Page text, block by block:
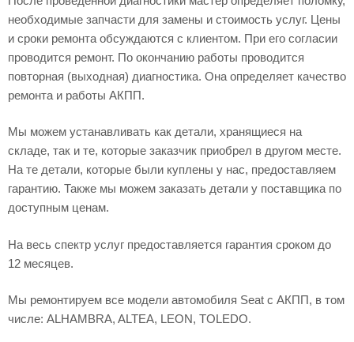
необходимые запчасти для замены и стоимость услуг. Цены
и сроки ремонта обсуждаются с клиентом. При его согласии
проводится ремонт. По окончанию работы проводится
повторная (выходная) диагностика. Она определяет качество
ремонта и работы АКПП.
Мы можем устанавливать как детали, хранящиеся на
складе, так и те, которые заказчик приобрел в другом месте.
На те детали, которые были куплены у нас, предоставляем
гарантию. Также мы можем заказать детали у поставщика по
доступным ценам.
На весь спектр услуг предоставляется гарантия сроком до
12 месяцев.
Мы ремонтируем все модели автомобиля Seat с АКПП, в том
числе: ALHAMBRA, ALTEA, LEON, TOLEDO.